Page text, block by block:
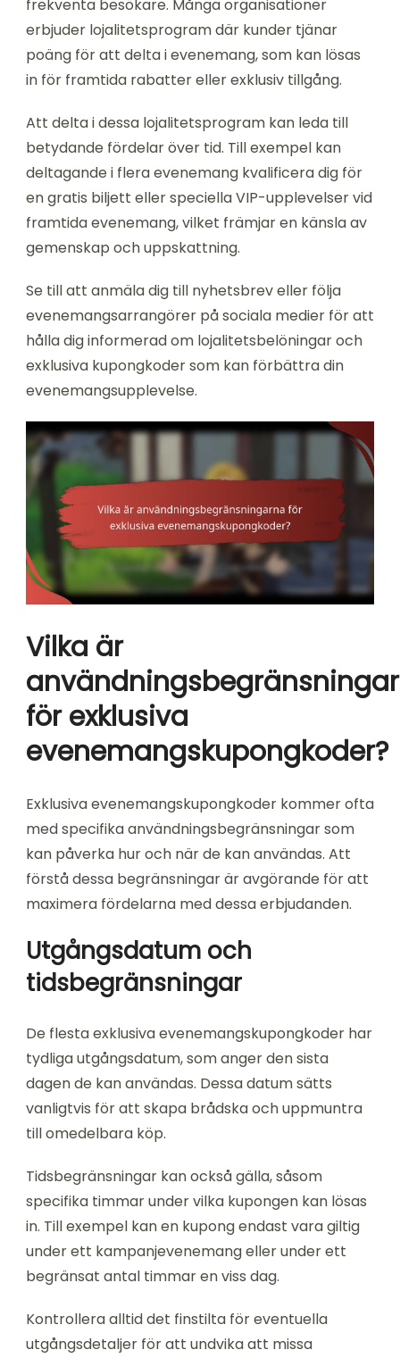
frekventa besökare. Många organisationer
erbjuder lojalitetsprogram där kunder tjänar
poäng för att delta i evenemang, som kan lösas
in för framtida rabatter eller exklusiv tillgång.
Att delta i dessa lojalitetsprogram kan leda till
betydande fördelar över tid. Till exempel kan
deltagande i flera evenemang kvalificera dig för
en gratis biljett eller speciella VIP-upplevelser vid
framtida evenemang, vilket främjar en känsla av
gemenskap och uppskattning.
Se till att anmäla dig till nyhetsbrev eller följa
evenemangsarrangörer på sociala medier för att
hålla dig informerad om lojalitetsbelöningar och
exklusiva kupongkoder som kan förbättra din
evenemangsupplevelse.
Vilka är
för exklusiva
evenemangskupongkoder?
Exklusiva evenemangskupongkoder kommer ofta
med specifika användningsbegränsningar som
kan påverka hur och när de kan användas. Att
förstå dessa begränsningar är avgörande för att
maximera fördelarna med dessa erbjudanden.
Utgångsdatum och
tidsbegränsningar
De flesta exklusiva evenemangskupongkoder har
tydliga utgångsdatum, som anger den sista
dagen de kan användas. Dessa datum sätts
vanligtvis för att skapa brådska och uppmuntra
till omedelbara köp.
Tidsbegränsningar kan också gälla, såsom
specifika timmar under vilka kupongen kan lösas
in. Till exempel kan en kupong endast vara giltig
under ett kampanjevenemang eller under ett
begränsat antal timmar en viss dag.
Kontrollera alltid det finstilta för eventuella
utgångsdetaljer för att undvika att missa